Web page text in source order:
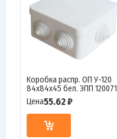
Коробка распр. ОП У-120
84х84х45 бел. ЭПП 120071
Цена55.62 ₽